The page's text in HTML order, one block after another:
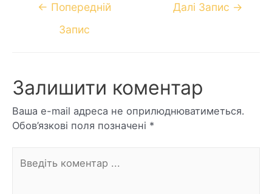
← Попередній
Запис
Далі Запис →
Залишити коментар
Ваша e-mail адреса не оприлюднюватиметься.
Обов’язкові поля позначені *